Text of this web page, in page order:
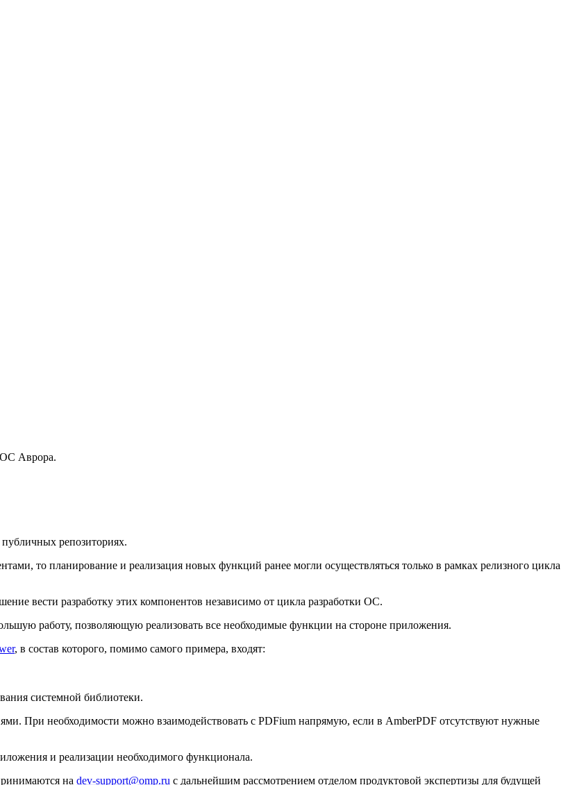
ОС Аврора.
репозиториях.
то планирование и реализация новых функций ранее могли осуществляться только в рамках релизного цикла
вести разработку этих компонентов независимо от цикла разработки ОС.
работу, позволяющую реализовать все необходимые функции на стороне приложения.
, в состав которого, помимо самого примера, входят:
системной библиотеки.
При необходимости можно взаимодействовать с PDFium напрямую, если в AmberPDF отсутствуют нужные
и реализации необходимого функционала.
на dev-support@omp.ru с дальнейшим рассмотрением отделом продуктовой экспертизы для будущей